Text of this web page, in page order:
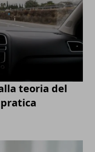
teoria del